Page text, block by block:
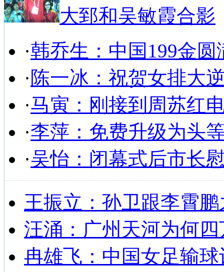
大郅和吴敏霞合影
·韩乔生：中国199金圆
·陈一冰：祝贺女排大
·马寅：刚接到周苏红
·李萍：免费升级为头
·吴怡：闭幕式后市长
王振立：孙卫跟李霄
汪涌：广州天河为何
冉雄飞：中国女足输